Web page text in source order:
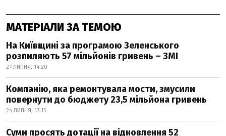
МАТЕРІАЛИ ЗА ТЕМОЮ
На Київщині за програмою Зеленського
розпиляють 57 мільйонів гривень – ЗМІ
27 ЛИПНЯ, 14:20
Компанію, яка ремонтувала мости, змусили
повернути до бюджету 23,5 мільйона гривень
24 ЛИПНЯ, 17:15
Суми просять дотації на відновлення 52